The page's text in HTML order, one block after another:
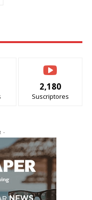
2,180
Suscriptores
-